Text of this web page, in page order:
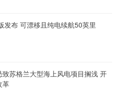
发布 可漂移且纯电续航50英里
苏格兰大型海上风电项目搁浅 开
革